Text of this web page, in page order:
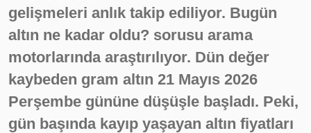
gelişmeleri anlık takip ediliyor. Bugün
altın ne kadar oldu? sorusu arama
motorlarında araştırılıyor. Dün değer
kaybeden gram altın 21 Mayıs 2026
Perşembe gününe düşüşle başladı. Peki,
gün başında kayıp yaşayan altın fiyatları